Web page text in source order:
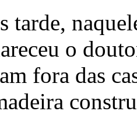
tarde,
o
fora das